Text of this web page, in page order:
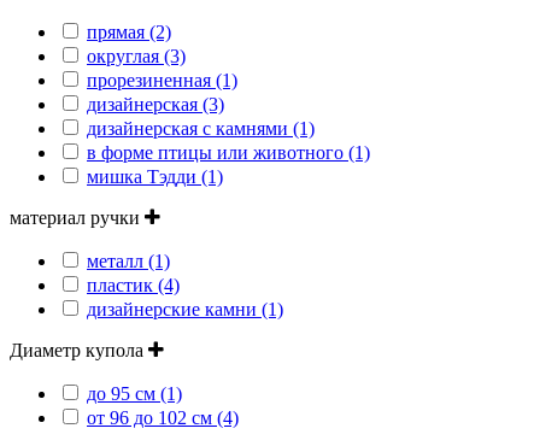
прямая (2)
округлая (3)
прорезиненная (1)
дизайнерская (3)
дизайнерская с камнями (1)
в форме птицы или животного (1)
мишка Тэдди (1)
материал ручки
металл (1)
пластик (4)
дизайнерские камни (1)
Диаметр купола
до 95 см (1)
от 96 до 102 см (4)